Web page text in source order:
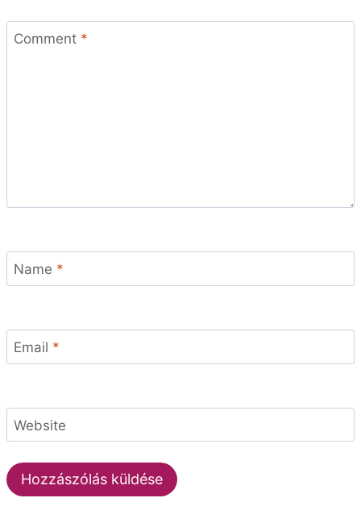
Comment *
Name *
Email *
Website